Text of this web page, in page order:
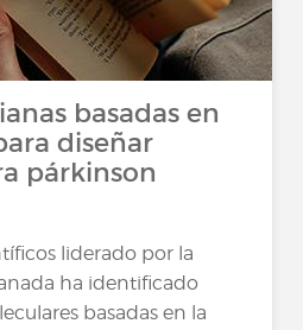
basadas en
diseñar
párkinson
liderado por la
ha identificado
basadas en la